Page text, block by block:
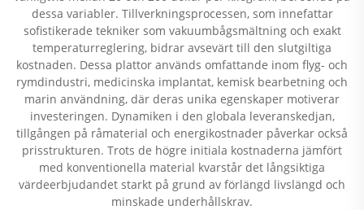
dessa variabler. Tillverkningsprocessen, som innefattar
sofistikerade tekniker som vakuumbågsmältning och exakt
temperaturreglering, bidrar avsevärt till den slutgiltiga
kostnaden. Dessa plattor används omfattande inom flyg- och
rymdindustri, medicinska implantat, kemisk bearbetning och
marin användning, där deras unika egenskaper motiverar
investeringen. Dynamiken i den globala leveranskedjan,
tillgången på råmaterial och energikostnader påverkar också
prisstrukturen. Trots de högre initiala kostnaderna jämfört
med konventionella material kvarstår det långsiktiga
värdeerbjudandet starkt på grund av förlängd livslängd och
minskade underhållskrav.